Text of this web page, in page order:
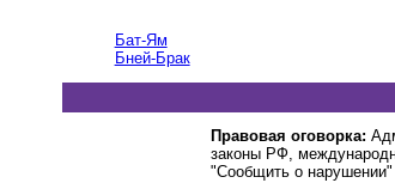
Бат-Ям
Бней-Брак
Правовая оговорка:
законы РФ,
"Сообщить о нарушении"